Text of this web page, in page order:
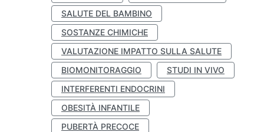
SALUTE DEL BAMBINO
SOSTANZE CHIMICHE
VALUTAZIONE IMPATTO SULLA SALUTE
BIOMONITORAGGIO
STUDI IN VIVO
INTERFERENTI ENDOCRINI
OBESITÀ INFANTILE
PUBERTÀ PRECOCE